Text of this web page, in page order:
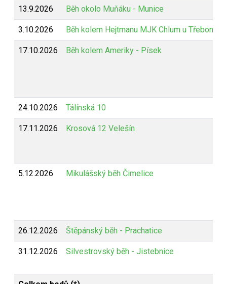
13.9.2026 Běh okolo Muňáku - Munice
3.10.2026 Běh kolem Hejtmanu MJK Chlum u Třeboně
17.10.2026 Běh kolem Ameriky - Písek
24.10.2026 Tálínská 10
17.11.2026 Krosová 12 Velešín
5.12.2026 Mikulášský běh Čimelice
26.12.2026 Štěpánský běh - Prachatice
31.12.2026 Silvestrovský běh - Jistebnice